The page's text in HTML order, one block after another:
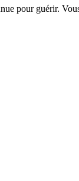
pour guérir.